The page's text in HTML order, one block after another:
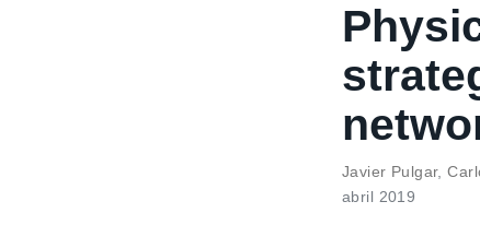
Javier Pulgar,
abril 2019